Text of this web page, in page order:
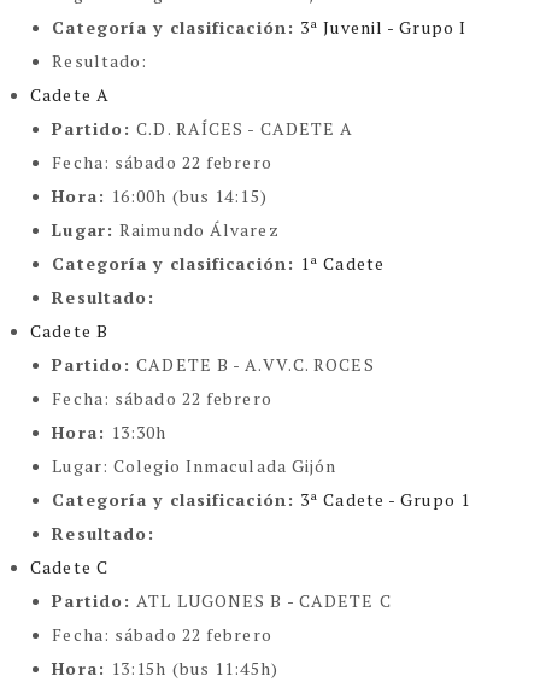
Categoría y clasificación : 3ª Juvenil - Grupo I
Resultado:
Cadete A
Partido:C.D. RAÍCES - CADETE A
Fecha: sábado 22 febrero
Hora: 16:00h (bus 14:15)
Lugar:Raimundo Álvarez
Categoría y clasificación : 1ª Cadete
Resultado:
Cadete B
Partido:CADETE B - A.VV.C. ROCES
Fecha: sábado 22 febrero
Hora: 13:30h
Lugar:Colegio Inmaculada Gijón
Categoría y clasificación : 3ª Cadete - Grupo 1
Resultado:
Cadete C
Partido: ATL LUGONES B - CADETE C
Fecha: sábado 22 febrero
Hora: 13:15h (bus 11:45h)